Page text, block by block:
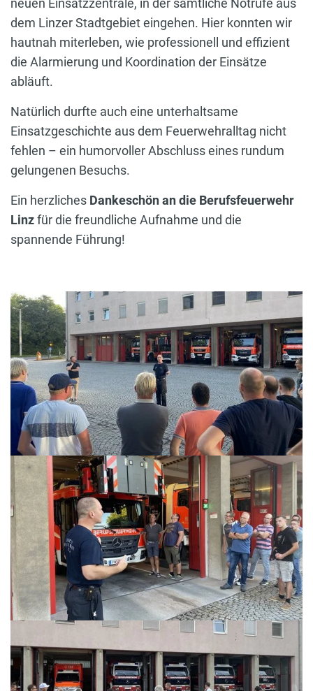
neuen Einsatzzentrale, in der sämtliche Notrufe aus
dem Linzer Stadtgebiet eingehen. Hier konnten wir
hautnah miterleben, wie professionell und effizient
die Alarmierung und Koordination der Einsätze
abläuft.
Natürlich durfte auch eine unterhaltsame
Einsatzgeschichte aus dem Feuerwehralltag nicht
fehlen – ein humorvoller Abschluss eines rundum
gelungenen Besuchs.
Ein herzliches Dankeschön an die Berufsfeuerwehr
Linzfür die freundliche Aufnahme und die
spannende Führung!